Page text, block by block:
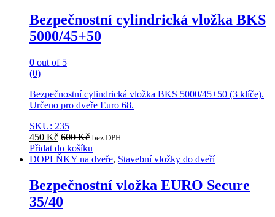
Bezpečnostní cylindrická vložka BKS
5000/45+50
0 out of 5
(0)
Bezpečnostní cylindrická vložka BKS 5000/45+50 (3 klíče).
Určeno pro dveře Euro 68.
SKU: 235
450 Kč 600Kč bez DPH
Přidat do košíku
DOPLŇKY na dveře, Stavební vložky do dveří
Bezpečnostní vložka EURO Secure
35/40